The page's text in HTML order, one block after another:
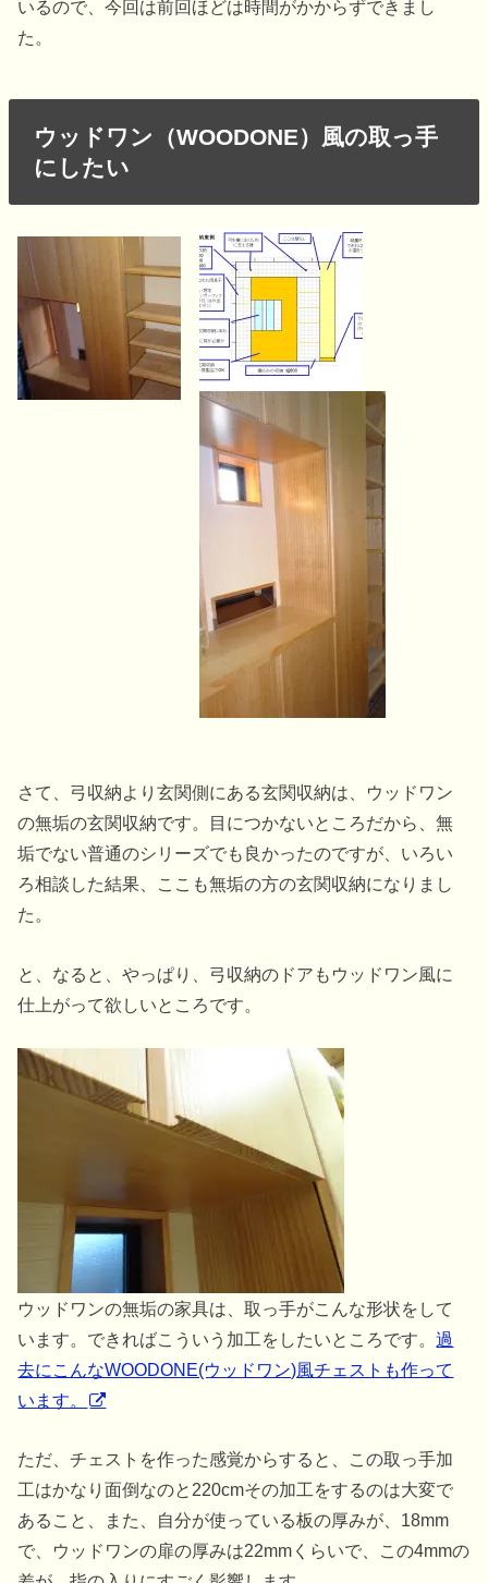
いるので、今回は前回ほどは時間がかからずできまし
た。
ウッドワン（WOODONE）風の取っ手
にしたい
さて、弓収納より玄関側にある玄関収納は、ウッドワン
の無垢の玄関収納です。目につかないところだから、無
垢でない普通のシリーズでも良かったのですが、いろい
ろ相談した結果、ここも無垢の方の玄関収納になりまし
た。
と、なると、やっぱり、弓収納のドアもウッドワン風に
仕上がって欲しいところです。
ウッドワンの無垢の家具は、取っ手がこんな形状をして
います。できればこういう加工をしたいところです。過
去にこんなWOODONE(ウッドワン)風チェストも作って
います。
ただ、チェストを作った感覚からすると、この取っ手加
工はかなり面倒なのと220cmその加工をするのは大変で
あること、また、自分が使っている板の厚みが、18mm
で、ウッドワンの扉の厚みは22mmくらいで、この4mmの